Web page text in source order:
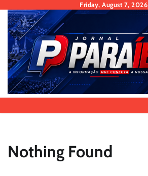
content
Friday, August 7, 2026
Nothing Found